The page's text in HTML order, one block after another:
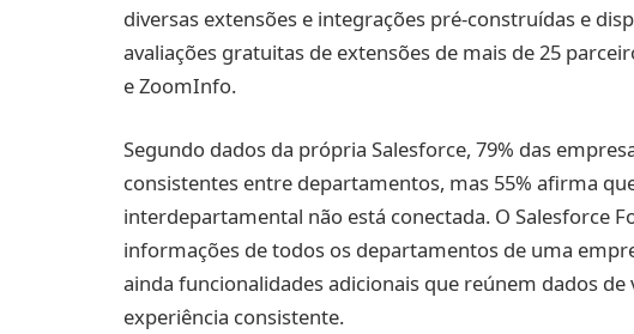
diversas extensões e integrações pré-construídas e
avaliações gratuitas de extensões de mais de 25
e ZoomInfo.
Segundo dados da própria Salesforce, 79% das
consistentes entre departamentos, mas 55% afirma
interdepartamental não está conectada. O Salesforce
informações de todos os departamentos de uma
ainda funcionalidades adicionais que reúnem dados
experiência consistente.